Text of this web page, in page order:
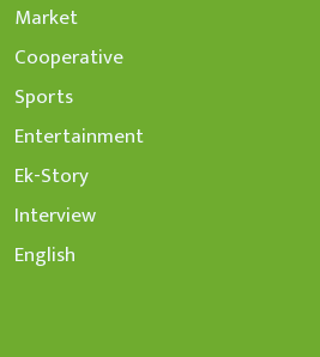
Market
Cooperative
Sports
Entertainment
Ek-Story
Interview
English